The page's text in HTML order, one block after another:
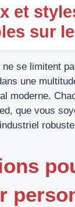
et
sur
ne se limitent
une
moderne.
que vous